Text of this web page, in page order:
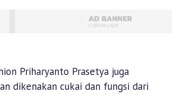
Priharyanto Prasetya juga
dikenakan cukai dan fungsi dari